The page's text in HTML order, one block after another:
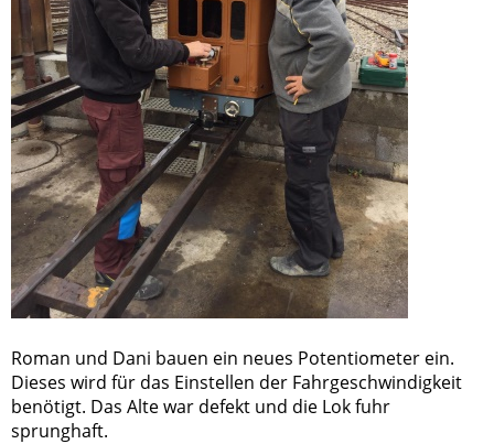
Roman und Dani bauen ein neues Potentiometer ein.
Dieses wird für das Einstellen der Fahrgeschwindigkeit
benötigt. Das Alte war defekt und die Lok fuhr
sprunghaft.